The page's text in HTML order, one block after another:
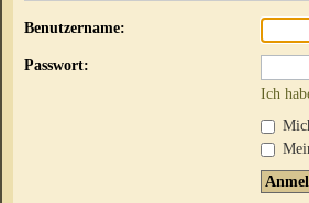
Benutzername:
Passwort:
Ich